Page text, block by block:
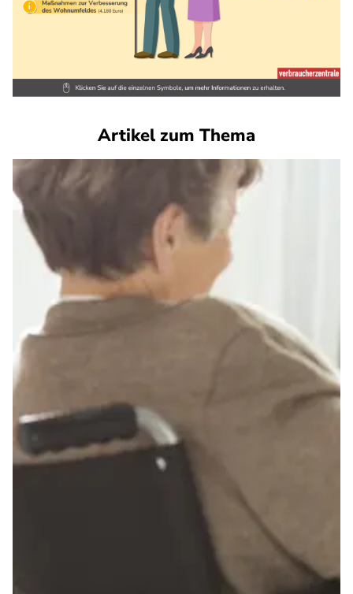
Artikel zum Thema